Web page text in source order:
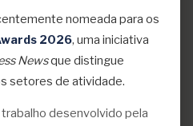
nomeada para os
2026, uma iniciativa
Newsque distingue
setores de atividade.
desenvolvido pela
ajudar a sua organização
máximo. Escolha o canal
em menos de 24